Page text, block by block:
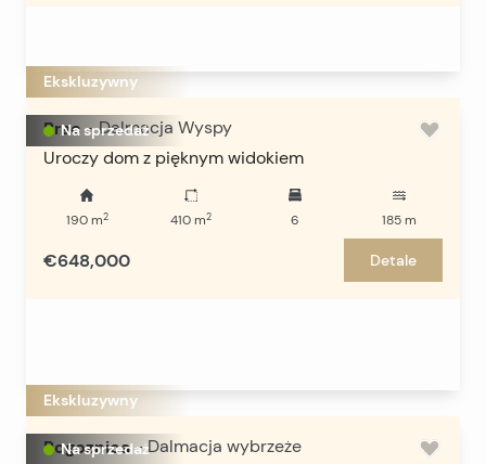
Na sprzedaż
Ekskluzywny
Brac - Dalmacja Wyspy
Uroczy dom z pięknym widokiem
190m2 410 m2 6 185 m
€648,000 Detale
Na sprzedaż
Ekskluzywny
Rogoznica - Dalmacja wybrzeże